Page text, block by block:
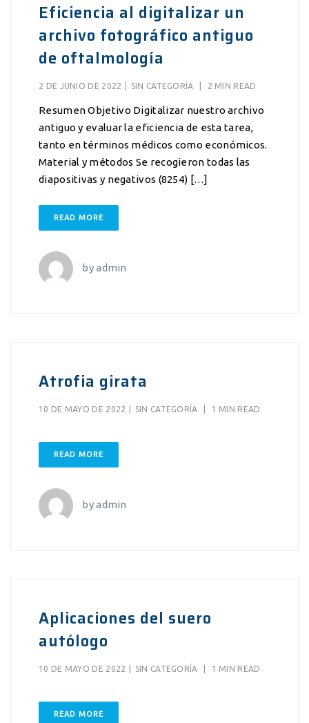
Eficiencia al digitalizar un
archivo fotográfico antiguo
de oftalmología
2 DE JUNIO DE 2022 SIN CATEGORÍA 2 MIN READ
Resumen Objetivo Digitalizar nuestro archivo
antiguo y evaluar la eficiencia de esta tarea,
tanto en términos médicos como económicos.
Material y métodos Se recogieron todas las
diapositivas y negativos (8254) […]
READ MORE
byadmin
Atrofia girata
10 DE MAYO DE 2022 SIN CATEGORÍA 1 MIN READ
READ MORE
byadmin
Aplicaciones del suero
autólogo
10 DE MAYO DE 2022 SIN CATEGORÍA 1 MIN READ
READ MORE